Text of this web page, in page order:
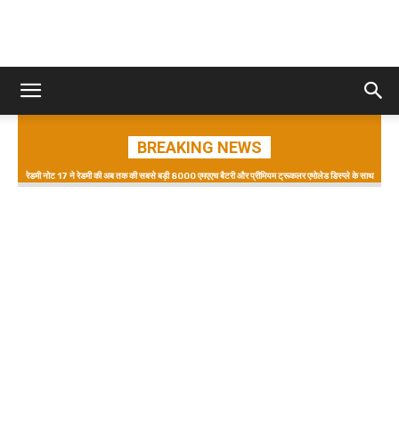
BREAKING NEWS
रेडमी नोट 17 ने रेडमी की अब तक की सबसे बड़ी 8000 एमएएच बैटरी और प्रीमियम ट्रूकलर एमोलेड डिस्प्ले के साथ